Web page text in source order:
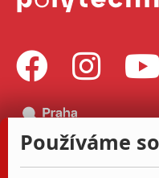
Používáme